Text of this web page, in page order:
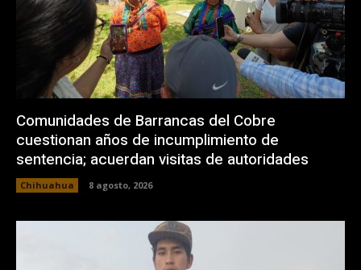
Comunidades de Barrancas del Cobre
cuestionan años de incumplimiento de
sentencia; acuerdan visitas de autoridades
Chihuahua 8 agosto, 2026